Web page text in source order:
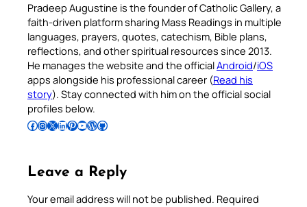
Pradeep Augustine is the founder of Catholic Gallery, a
faith-driven platform sharing Mass Readings in multiple
languages, prayers, quotes, catechism, Bible plans,
reflections, and other spiritual resources since 2013.
He manages the website and the officialAndroid/iOS
apps alongside his professional career (Read his
story). Stay connected with him on the official social
profiles below.
Follow Pradeep on Facebook Follow Pradeep on InstagramFollow Pradeep on X Follow Pradeep on LinkedIn Follow Pradeep on Pinterest Subscribe to Pradeep’s Youtube Channel Follow Pradeep on WordPress Follow Pradeep on GitHub
Leave a Reply
Your email address will not be published. Required